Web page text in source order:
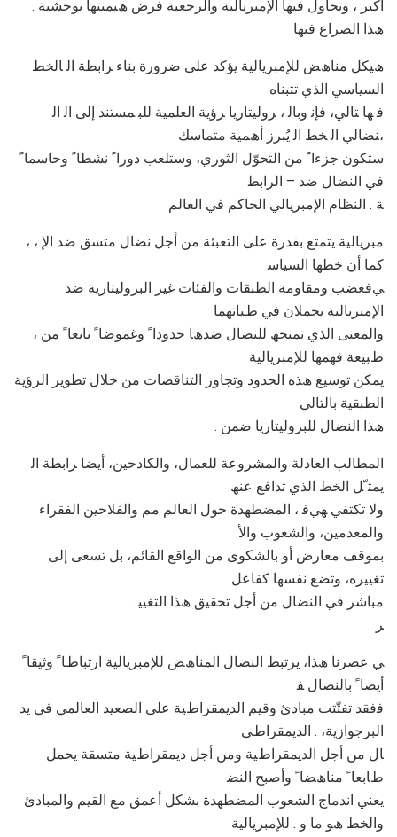
. أﻛﺒﺮ ، وﺗﺤﺎول ﻓﯿﮭﺎ اﻹﻣﺒﺮﯾﺎﻟﯿﺔ واﻟﺮﺟﻌﯿﺔ ﻓﺮض ھﯿﻤﻨﺘﮭﺎ ﺑﻮﺣﺸﯿﺔ
ھﺬا اﻟﺼﺮاع ﻓﯿﮭﺎ
ھﯿﻜﻞ ﻣﻨﺎھﺾ ﻟﻺﻣﺒﺮﯾﺎﻟﯿﺔ ﯾﺆﻛﺪ ﻋﻠﻰ ﺿﺮورة ﺑﻨﺎء ﺮاﺑﻄﺔ اﻟ ﺎﻟﺨﻂ
اﻟﺴﯿﺎﺳﻲ اﻟﺬي ﺗﺘﺒﻨﺎه
ﻓ ﮭﺎ ﺘﺎﻟﻲ، ﻓﺈﻧ وﺑﺎﻟ ، ﺮوﻟﯿﺘﺎرﯾﺎ ﺮؤﯾﺔ اﻟﻌﻠﻤﯿﺔ ﻟﻠﺒ ﻤﺴﺘﻨﺪ إﻟﻰ اﻟ اﻟ
ﻨﻀﺎﻟﻲ اﻟ ﺨﻂ اﻟ ﯾُﺒﺮز أھﻤﯿﺔ ﻣﺘﻤﺎﺳﻚ،
ﺳﺘﻜﻮن ﺟﺰءا ً ﻣﻦ اﻟﺘﺤﻮّل اﻟﺜﻮري، وﺳﺘﻠﻌﺐ دورا ً ﻧﺸﻄﺎ ً وﺣﺎﺳﻤﺎ ً
ﻓﻲ اﻟﻨﻀﺎل ﺿﺪ – اﻟﺮاﺑﻄ
ﺔ . اﻟﻨﻈﺎم اﻹﻣﺒﺮﯾﺎﻟﻲ اﻟﺤﺎﻛﻢ ﻓﻲ اﻟﻌﺎﻟﻢ
، ﻣﺒﺮﯾﺎﻟﯿﺔ ﯾﺘﻤﺘﻊ ﺑﻘﺪرة ﻋﻠﻰ اﻟﺘﻌﺒﺌﺔ ﻣﻦ أﺟﻞ ﻧﻀﺎل ﻣﺘﺴﻖ ﺿﺪ اﻹ ،
ﻛﻤﺎ أن ﺧﻄﮭﺎ اﻟﺴﯿﺎﺳ
ﻲﻓﻐﻀﺐ وﻣﻘﺎوﻣﺔ اﻟﻄﺒﻘﺎت واﻟﻔﺌﺎت ﻏﯿﺮ اﻟﺒﺮوﻟﯿﺘﺎرﯾﺔ ﺿﺪ
اﻹﻣﺒﺮﯾﺎﻟﯿﺔ ﯾﺤﻤﻼن ﻓﻲ طﯿﺎﺗﮭﻤﺎ
، واﻟﻤﻌﻨﻰ اﻟﺬي ﺗﻤﻨﺤﮫ ﻟﻠﻨﻀﺎل ﺿﺪھﺎ ﺣﺪودا ً وﻏﻤﻮﺿﺎ ً ﻧﺎﺑﻌﺎ ً ﻣﻦ
طﺒﯿﻌﺔ ﻓﮭﻤﮭﺎ ﻟﻺﻣﺒﺮﯾﺎﻟﯿﺔ
ﯾﻤﻜﻦ ﺗﻮﺳﯿﻊ ھﺬه اﻟﺤﺪود وﺗﺠﺎوز اﻟﺘﻨﺎﻗﻀﺎت ﻣﻦ ﺧﻼل ﺗﻄﻮﯾﺮ اﻟﺮؤﯾﺔ
اﻟﻄﺒﻘﯿﺔ ﺑﺎﻟﺘﺎﻟﻲ
. ھﺬا اﻟﻨﻀﺎل ﻟﻠﺒﺮوﻟﯿﺘﺎرﯾﺎ ﺿﻤﻦ
اﻟﻤﻄﺎﻟﺐ اﻟﻌﺎدﻟﺔ واﻟﻤﺸﺮوﻋﺔ ﻟﻠﻌﻤﺎل، واﻟﻜﺎدﺣﯿﻦ، أﯾﻀﺎ ﺮاﺑﻄﺔ اﻟ
ﯾﻤﺜ ّﻞ اﻟﺨﻂ اﻟﺬي ﺗﺪاﻓﻊ ﻋﻨﮫ
وﻻ ﺗﻜﺘﻔﻲ ﮭﻲﻓ ، اﻟﻤﻀﻄﮭﺪة ﺣﻮل اﻟﻌﺎﻟﻢ ﻣﻢ واﻟﻔﻼﺣﯿﻦ اﻟﻔﻘﺮاء
واﻟﻤﻌﺪﻣﯿﻦ، واﻟﺸﻌﻮب واﻷ
ﺑﻤﻮﻗﻒ ﻣﻌﺎرض أو ﺑﺎﻟﺸﻜﻮى ﻣﻦ اﻟﻮاﻗﻊ اﻟﻘﺎﺋﻢ، ﺑﻞ ﺗﺴﻌﻰ إﻟﻰ
ﺗﻐﯿﯿﺮه، وﺗﻀﻊ ﻧﻔﺴﮭﺎ ﻛﻔﺎﻋﻞ
. ﻣﺒﺎﺷﺮ ﻓﻲ اﻟﻨﻀﺎل ﻣﻦ أﺟﻞ ﺗﺤﻘﯿﻖ ھﺬا اﻟﺘﻐﯿﯿ
ﺮ
ﻲ ﻋﺼﺮﻧﺎ ھﺬا، ﯾﺮﺗﺒﻂ اﻟﻨﻀﺎل اﻟﻤﻨﺎھﺾ ﻟﻺﻣﺒﺮﯾﺎﻟﯿﺔ ارﺗﺒﺎطﺎ ً وﺛﯿﻘﺎ ً
أﯾﻀﺎ ً ﺑﺎﻟﻨﻀﺎل ﻔ
ﻓﻓﻘﺪ ﺗﻔﺘّﺘﺖ ﻣﺒﺎدئ وﻗﯿﻢ اﻟﺪﯾﻤﻘﺮاطﯿﺔ ﻋﻠﻰ اﻟﺼﻌﯿﺪ اﻟﻌﺎﻟﻤﻲ ﻓﻲ ﯾﺪ
اﻟﺒﺮﺟﻮازﯾﺔ، . اﻟﺪﯾﻤﻘﺮاطﻲ
ﺎل ﻣﻦ أﺟﻞ اﻟﺪﯾﻤﻘﺮاطﯿﺔ وﻣﻦ أﺟﻞ دﯾﻤﻘﺮاطﯿﺔ ﻣﺘﺴﻘﺔ ﯾﺤﻤﻞ
طﺎﺑﻌﺎ ً ﻣﻨﺎھﻀﺎ ً وأﺻﺒﺢ اﻟﻨﻀ
ﯾﻌﻨﻲ اﻧﺪﻣﺎج اﻟﺸﻌﻮب اﻟﻤﻀﻄﮭﺪة ﺑﺸﻜﻞ أﻋﻤﻖ ﻣﻊ اﻟﻘﯿﻢ واﻟﻤﺒﺎدئ
واﻟﺨﻂ ھﻮ ﻣﺎ و . ﻟﻺﻣﺒﺮﯾﺎﻟﯿﺔ